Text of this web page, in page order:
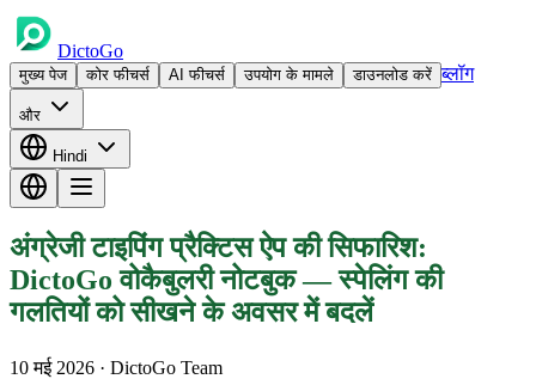
DictoGo
मुख्य पेज कोर फीचर्स AI फीचर्स उपयोग के मामले डाउनलोड करें ब्लॉग
और
Hindi
अंग्रेजी टाइपिंग प्रैक्टिस ऐप की सिफारिश:
DictoGo वोकैबुलरी नोटबुक — स्पेलिंग की
गलतियों को सीखने के अवसर में बदलें
10 मई 2026 · DictoGo Team